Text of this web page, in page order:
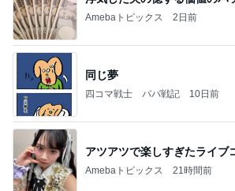
Amebaトピックス 2日前
同じ夢
四コマ戦士 パパ戦記 10日前
アツアツで楽しすぎたライブ
Amebaトピックス 21時間前